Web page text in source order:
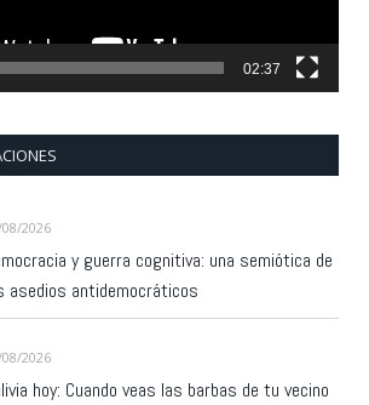
02:37
2026
y guerra cognitiva: una semiótica de
asedios antidemocráticos
2026
hoy: Cuando veas las barbas de tu vecino